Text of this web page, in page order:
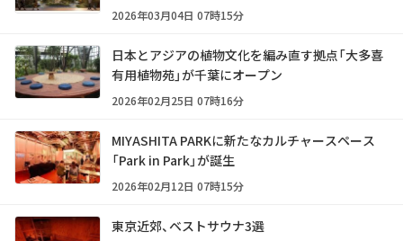
2026年03月04日 07時15分
日本とアジアの植物文化を編み直す拠点「大多喜
有用植物苑」が千葉にオープン
2026年02月25日 07時16分
MIYASHITA PARKに新たなカルチャースペース
「Park in Park」が誕生
2026年02月12日 07時15分
東京近郊、ベストサウナ3選